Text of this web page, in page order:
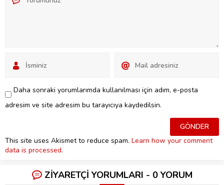
Daha sonraki yorumlarımda kullanılması için adım, e-posta
adresim ve site adresim bu tarayıcıya kaydedilsin.
This site uses Akismet to reduce spam. Learn how your comment
data is processed.
ZİYARETÇİ YORUMLARI - 0 YORUM